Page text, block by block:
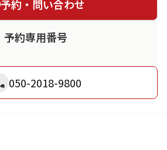
予約・問い合わせ
予約専用番号
050-2018-9800